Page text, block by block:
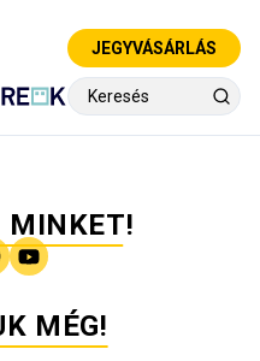
JEGYVÁSÁRLÁS
MINKET!
MÉG!